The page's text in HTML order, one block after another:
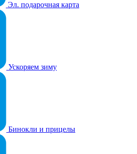
Эл. подарочная карта
Ускоряем зиму
Бинокли и прицелы